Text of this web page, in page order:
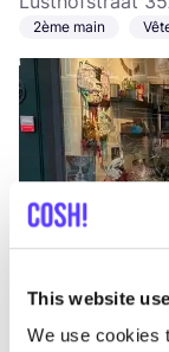
This website
We use cookies
2ème main
Ajouter à l'itinéraire